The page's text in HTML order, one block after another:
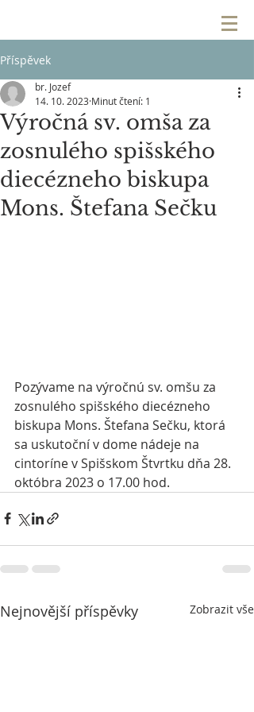
Příspěvek
Výročná sv. omša za
zosnulého spišského
diecézneho biskupa
Mons. Štefana Sečku
br. Jozef
14. 10. 2023 Minut čtení: 1
Pozývame na výročnú sv. omšu za
zosnulého spišského diecézneho
biskupa Mons. Štefana Sečku, ktorá
sa uskutoční v dome nádeje na
cintoríne v Spišskom Štvrtku dňa 28.
októbra 2023 o 17.00 hod.
Nejnovější příspěvky Zobrazit vše